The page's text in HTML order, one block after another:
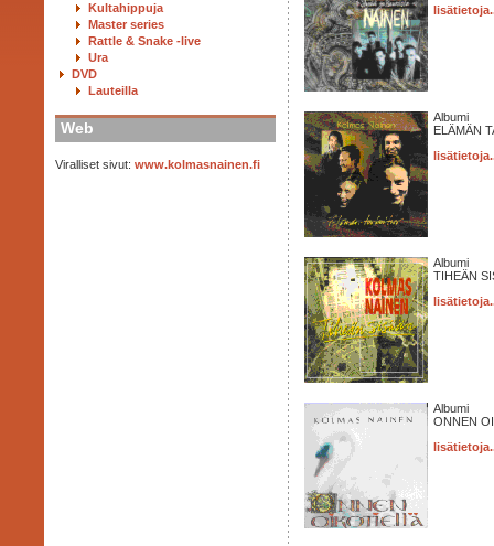
Kultahippuja
Master series
Rattle & Snake -live
Ura
DVD
Lauteilla
Web
Viralliset sivut: www.kolmasnainen.fi
Albumi
ELÄMÄN
Albumi
TIHEÄN
Albumi
ONNEN